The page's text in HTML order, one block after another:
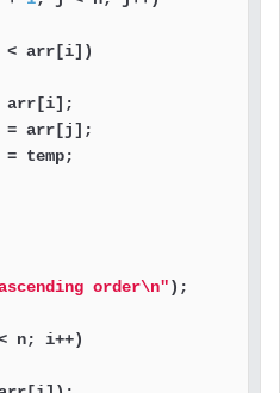
arr[i])
arr[i];
= arr[j];
= temp;
order\n");
n; i++)